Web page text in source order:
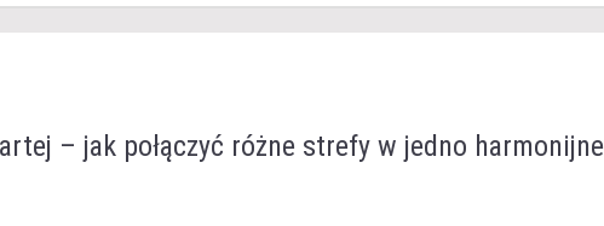
– jak połączyć różne strefy w jedno harmonijne